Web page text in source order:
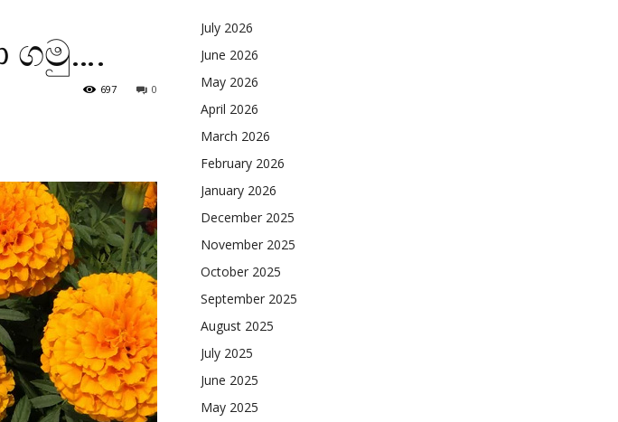
ගමු….
0
697
July 2026
June 2026
May 2026
April 2026
March 2026
February 2026
January 2026
December 2025
November 2025
October 2025
September 2025
August 2025
July 2025
June 2025
May 2025